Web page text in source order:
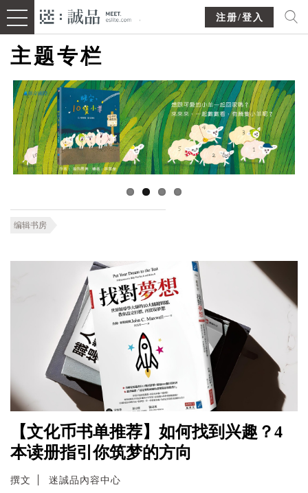
注册/登入
主题专栏
编辑书房
【文化币书单推荐】如何找到兴趣？4
本读册指引你筑梦的方向
撰文 迷誠品內容中心